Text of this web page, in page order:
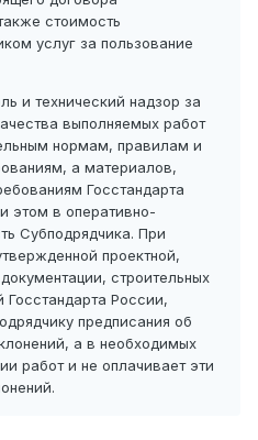
стоимость
услуг за пользование
и технический надзор за
выполняемых работ
нормам, правилам и
а материалов,
Госстандарта
этом в оперативно-
Субподрядчика. При
проектной,
строительных
России,
предписания об
а в необходимых
работ и не оплачивает эти